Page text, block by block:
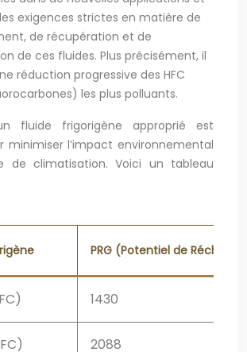
exigences strictes en matière de
de récupération et de
de ces fluides. Plus précisément, il
réduction progressive des HFC
les plus polluants.
fluide frigorigène approprié est
minimiser l’impact environnemental
de climatisation. Voici un tableau
PRG (Potentiel de
1430
2088